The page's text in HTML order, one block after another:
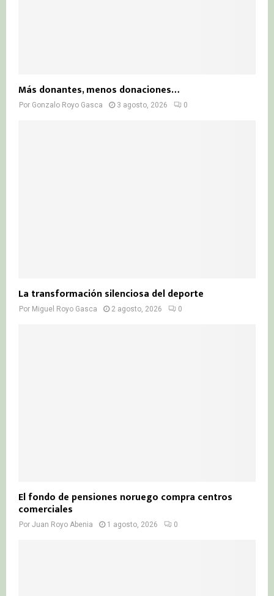
Más donantes, menos donaciones…
Por Gonzalo Royo Gasca 3 agosto, 2026 0
La transformación silenciosa del deporte
Por Miguel Royo Gasca 2 agosto, 2026 0
El fondo de pensiones noruego compra centros
comerciales
Por Juan Royo Abenia 1 agosto, 2026 0